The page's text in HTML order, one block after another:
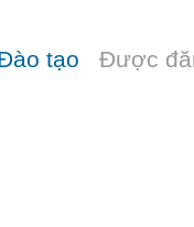
tạo Được